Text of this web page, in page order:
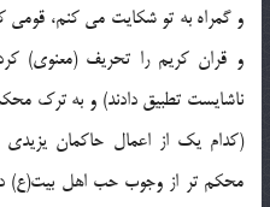
و گمراه به تو شکايت مي کنم، قومي
و قران کريم را تحريف (معنوي)
ناشايست تطبيق دادند) و به ترک
(کدام يک از اعمال حاکمان
محکم تر از وجوب حب اهل بيت(ع)